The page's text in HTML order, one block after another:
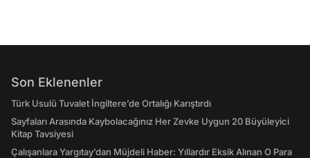
Son Eklenenler
Türk Usulü Tuvalet İngiltere’de Ortalığı Karıştırdı
Sayfaları Arasında Kaybolacağınız Her Zevke Uygun 20 Büyüleyici
Kitap Tavsiyesi
Çalışanlara Yargıtay’dan Müjdeli Haber: Yıllardır Eksik Alınan O Para